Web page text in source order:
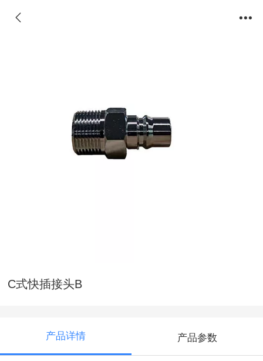
C式快插接头B
产品详情 产品参数